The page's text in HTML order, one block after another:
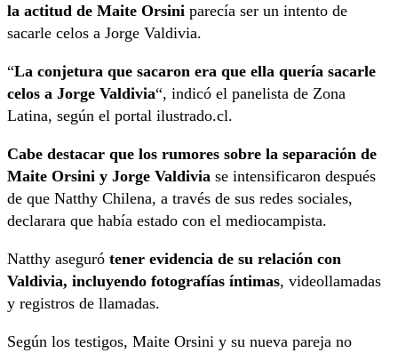
la actitud de Maite Orsini parecía ser un intento de
sacarle celos a Jorge Valdivia.
“La conjetura que sacaron era que ella quería sacarle
celos a Jorge Valdivia“, indicó el panelista de Zona
Latina, según el portal ilustrado.cl.
Cabe destacar que los rumores sobre la separación de
Maite Orsini y Jorge Valdivia se intensificaron después
de que Natthy Chilena, a través de sus redes sociales,
declarara que había estado con el mediocampista.
Natthy aseguró tener evidencia de su relación con
Valdivia, incluyendo fotografías íntimas, videollamadas
y registros de llamadas.
Según los testigos, Maite Orsini y su nueva pareja no